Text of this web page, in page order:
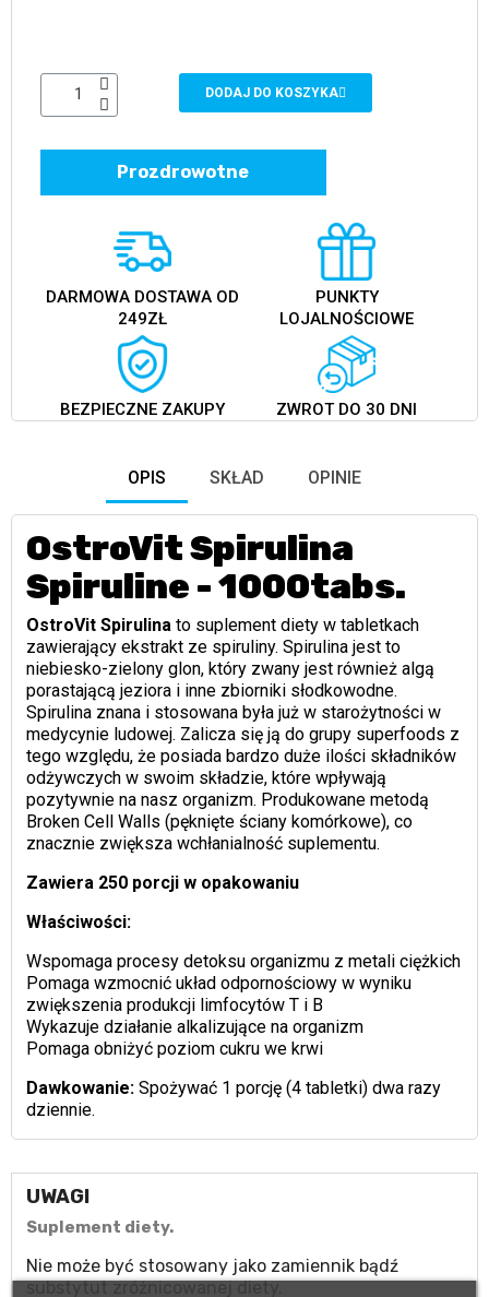
DODAJ DO KOSZYKA
Prozdrowotne
DARMOWA DOSTAWA OD
249ZŁ
PUNKTY
LOJALNOŚCIOWE
BEZPIECZNE ZAKUPY ZWROT DO 30 DNI
OPIS SKŁAD OPINIE
OstroVit Spirulina
Spiruline - 1000tabs.
OstroVit Spirulina to suplement diety w tabletkach
zawierający ekstrakt ze spiruliny. Spirulina jest to
niebiesko-zielony glon, który zwany jest również algą
porastającą jeziora i inne zbiorniki słodkowodne.
Spirulina znana i stosowana była już w starożytności w
medycynie ludowej. Zalicza się ją do grupy superfoods z
tego względu, że posiada bardzo duże ilości składników
odżywczych w swoim składzie, które wpływają
pozytywnie na nasz organizm. Produkowane metodą
Broken Cell Walls (pęknięte ściany komórkowe), co
znacznie zwiększa wchłanialność suplementu.
Zawiera 250 porcji w opakowaniu
Właściwości:
Wspomaga procesy detoksu organizmu z metali ciężkich
Pomaga wzmocnić układ odpornościowy w wyniku
zwiększenia produkcji limfocytów T i B
Wykazuje działanie alkalizujące na organizm
Pomaga obniżyć poziom cukru we krwi
Dawkowanie: Spożywać 1 porcję (4 tabletki) dwa razy
dziennie.
UWAGI
Suplement diety.
Nie może być stosowany jako zamiennik bądź